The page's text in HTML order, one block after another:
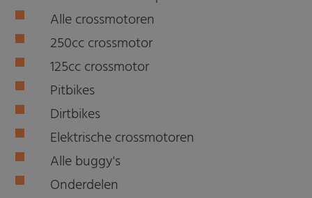
Alle crossmotoren
250cc crossmotor
125cc crossmotor
Pitbikes
Dirtbikes
Elektrische crossmotoren
Alle buggy's
Onderdelen